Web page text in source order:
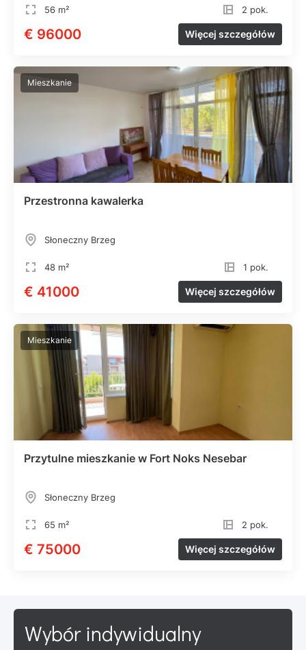
56 m² 2 pok.
€ 96000 Więcej szczegółów
Mieszkanie
Przestronna kawalerka
Słoneczny Brzeg
48 m² 1 pok.
€ 41000 Więcej szczegółów
Mieszkanie
Przytulne mieszkanie w Fort Noks Nesebar
Słoneczny Brzeg
65 m² 2 pok.
€ 75000 Więcej szczegółów
Wybór indywidualny